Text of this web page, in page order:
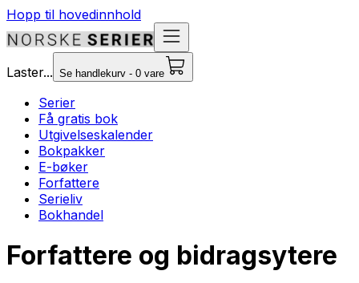
Hopp til hovedinnhold
Laster... Se handlekurv - 0 vare
Serier
Få gratis bok
Utgivelseskalender
Bokpakker
E-bøker
Forfattere
Serieliv
Bokhandel
Forfattere og bidragsytere